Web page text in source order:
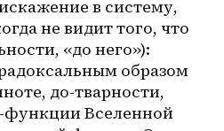
в систему,
не видит того, что
«до него»):
образом
до-тварности,
Вселенной